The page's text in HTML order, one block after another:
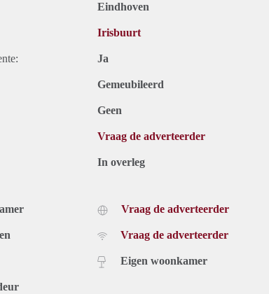
Eindhoven
Irisbuurt
Ja
Gemeubileerd
Geen
Vraag de adverteerder
In overleg
Vraag de adverteerder
Vraag de adverteerder
Eigen woonkamer